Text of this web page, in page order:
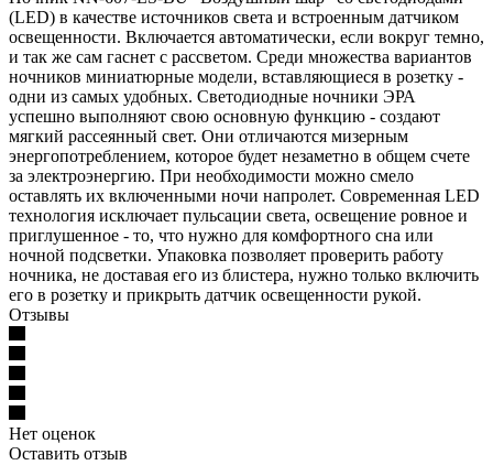
(LED) в качестве источников света и встроенным датчиком
освещенности. Включается автоматически, если вокруг темно,
и так же сам гаснет с рассветом. Среди множества вариантов
ночников миниатюрные модели, вставляющиеся в розетку -
одни из самых удобных. Светодиодные ночники ЭРА
успешно выполняют свою основную функцию - создают
мягкий рассеянный свет. Они отличаются мизерным
энергопотреблением, которое будет незаметно в общем счете
за электроэнергию. При необходимости можно смело
оставлять их включенными ночи напролет. Современная LED
технология исключает пульсации света, освещение ровное и
приглушенное - то, что нужно для комфортного сна или
ночной подсветки. Упаковка позволяет проверить работу
ночника, не доставая его из блистера, нужно только включить
его в розетку и прикрыть датчик освещенности рукой.
Отзывы
Нет оценок
Оставить отзыв